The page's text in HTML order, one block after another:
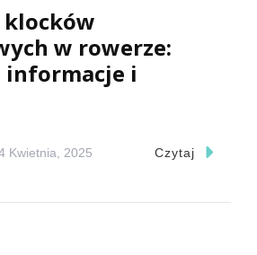
klocków
w rowerze:
informacje i
Kwietnia, 2025 Czytaj